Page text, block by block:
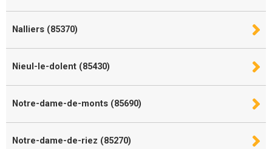
Nalliers (85370)
Nieul-le-dolent (85430)
Notre-dame-de-monts (85690)
Notre-dame-de-riez (85270)